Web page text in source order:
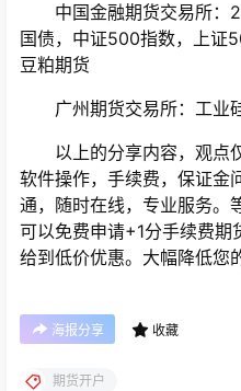
中国金融期货交易所：2
国债，中证500指数，上证
豆粕期货
广州期货交易所：工业
以上的分享内容，观点仅
软件操作，手续费，保证金
通，随时在线，专业服务。
可以免费申请+1分手续费期
给到低价优惠。大幅降低您
海报分享 收藏
期货开户